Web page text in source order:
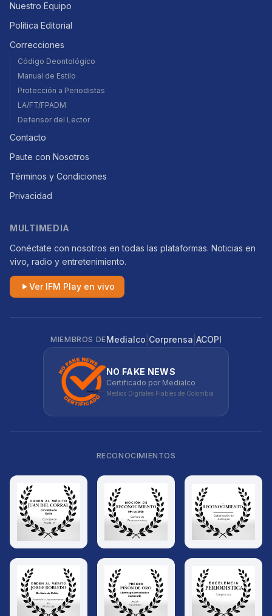
Nuestro Equipo
Política Editorial
Correcciones
Código Deontológico
Manual de Estilo
Protección a Periodistas
LA/FT/FPADM
Defensor del Lector
Contacto
Paute con Nosotros
Términos y Condiciones
Privacidad
MULTIMEDIA
Conéctate con nosotros en todas las plataformas. Noticias en
vivo, radio y entretenimiento.
Ver IFM Play en vivo
MIEMBROS DE Medialco Corprensa ACOPI
NO FAKE NEWS
Certificado por Medialco
Medios Digitales Fiables de Colombia
RECONOCIMIENTOS